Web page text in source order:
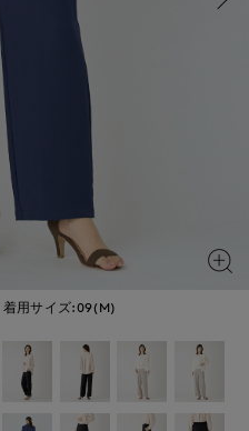
着用サイズ:09(M)